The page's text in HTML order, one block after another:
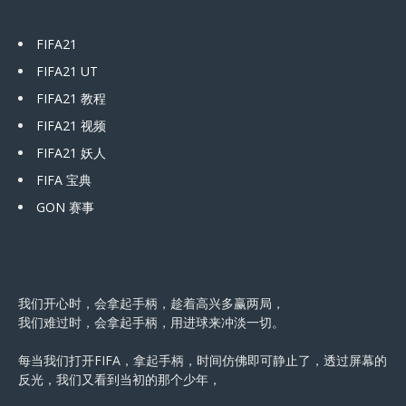
FIFA21
FIFA21 UT
FIFA21 教程
FIFA21 视频
FIFA21 妖人
FIFA 宝典
GON 赛事
我们开心时，会拿起手柄，趁着高兴多赢两局，
我们难过时，会拿起手柄，用进球来冲淡一切。
每当我们打开FIFA，拿起手柄，时间仿佛即可静止了，透过屏幕的
反光，我们又看到当初的那个少年，